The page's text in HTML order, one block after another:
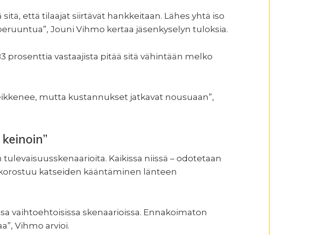
että tilaajat siirtävät hankkeitaan. Lähes yhtä iso
Jouni Vihmo kertaa jäsenkyselyn tuloksia.
prosenttia vastaajista pitää sitä vähintään melko
mutta kustannukset jatkavat nousuaan”,
Kaikissa niissä – odotetaan
katseiden kääntäminen länteen
vaihtoehtoisissa skenaarioissa. Ennakoimaton
Vihmo arvioi.